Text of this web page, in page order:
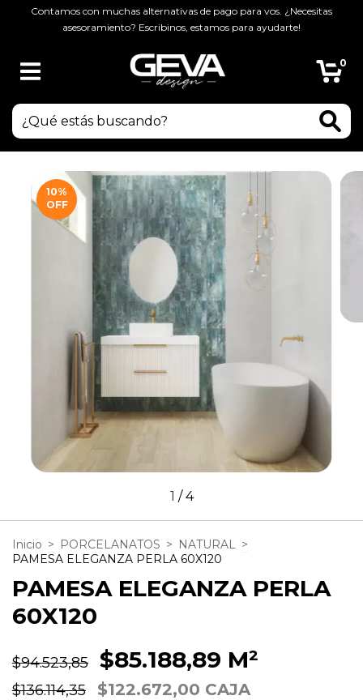
Contamos con muchas alternativas de pago para vos. ¿Necesitas
asesoramiento? Escribinos, estamos para ayudarte!
0
10%
OFF
1 /4
Inicio > PORCELANATOS > NATURAL >
PAMESA ELEGANZA PERLA 60X120
PAMESA ELEGANZA PERLA
60X120
$94.523,85 $85.188,89 M²
$136.114,35 $122.672,00 CAJA